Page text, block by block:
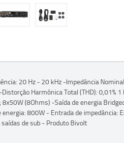
20 Hz - 20 kHz -Impedância
Harmônica Total (THD): 0,01%
(8Ohms) -Saída de energia
energia: 800W - Entrada de impedância:
de sub - Produto Bivolt